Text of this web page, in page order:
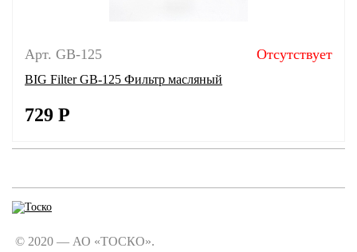
Арт. GB-125 Отсутствует
BIG Filter GB-125 Фильтр масляный
729 Р
© 2020 — АО «ТОСКО».